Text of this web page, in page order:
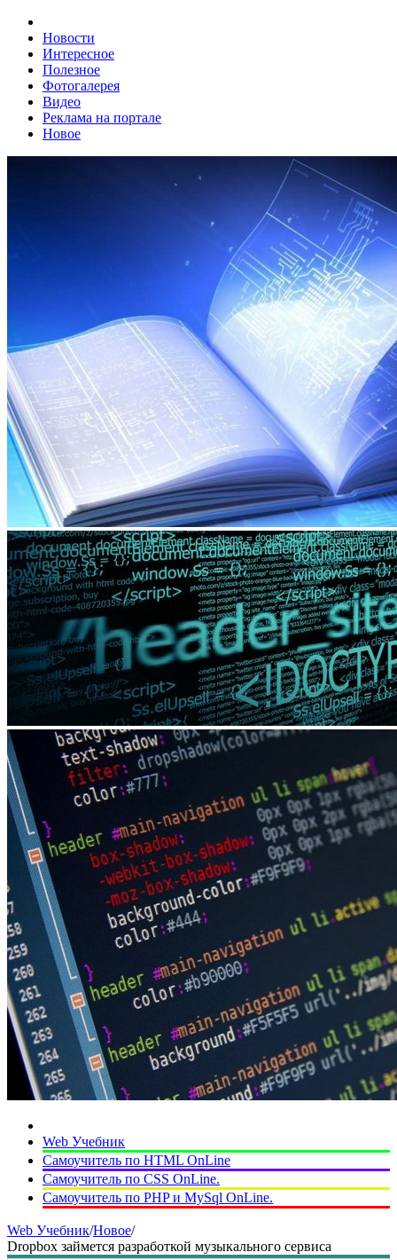
Новости
Интересное
Полезное
Фотогалерея
Видео
Реклама на портале
Новое
Web Учебник
Самоучитель по HTML OnLine
Самоучитель по CSS OnLine.
Самоучитель по PHP и MySql OnLine.
Web Учебник/Новое/
Dropbox займется разработкой музыкального сервиса